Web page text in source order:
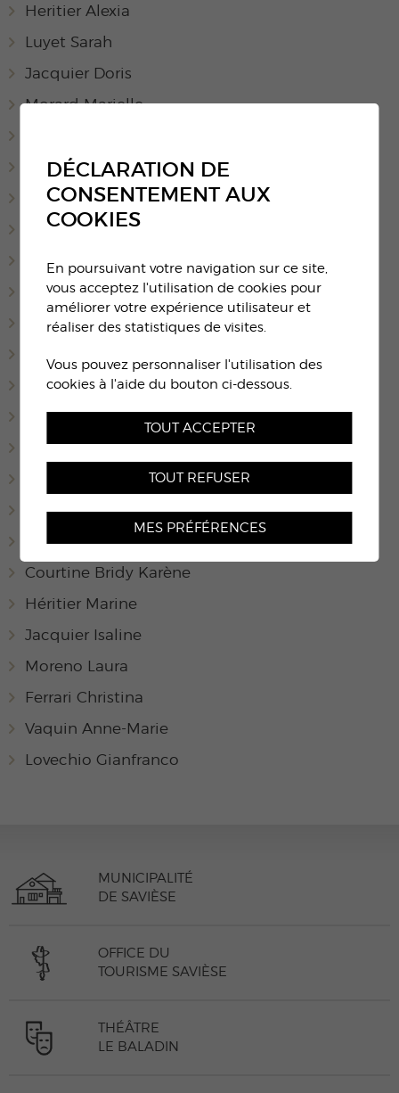
Heritier Alexia
Luyet Sarah
Jacquier Doris
Morard Marielle
Solliard Maria-Cinzia
Pellaud Fabienne
Duc Katy
Richard Nathalie
Reynard Catherine
De Carlo Mary
Fisch Isabelle
Reynard Aude
Felix Gorette
Parrault Elvira
Luyet Joëlle
Courtine Bridy Karène
Héritier Marine
Jacquier Isaline
Moreno Laura
Ferrari Christina
Vaquin Anne-Marie
Lovechio Gianfranco
MUNICIPALITÉ
DE SAVIÈSE
OFFICE DU
TOURISME SAVIÈSE
THÉÂTRE
LE BALADIN
DÉCLARATION DE
CONSENTEMENT AUX
COOKIES
En poursuivant votre navigation sur ce site,
vous acceptez l'utilisation de cookies pour
améliorer votre expérience utilisateur et
réaliser des statistiques de visites.
Vous pouvez personnaliser l'utilisation des
cookies à l'aide du bouton ci-dessous.
TOUT ACCEPTER
TOUT REFUSER
MES PRÉFÉRENCES